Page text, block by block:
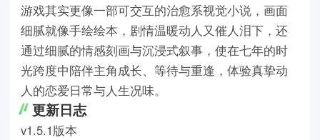
游戏其实更像一部可交互的治愈系视觉小说，画面
细腻就像手绘绘本，剧情温暖动人又催人泪下，还
通过细腻的情感刻画与沉浸式叙事，使在七年的时
光跨度中陪伴主角成长、等待与重逢，体验真挚动
人的恋爱日常与人生况味。
更新日志
v1.5.1版本